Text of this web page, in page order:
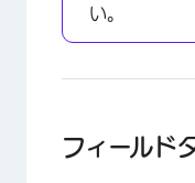
い。
フィールド